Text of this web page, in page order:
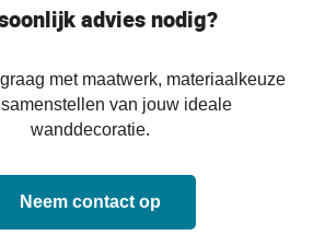
advies nodig?
met maatwerk, materiaalkeuze
van jouw ideale
wanddecoratie.
Neem contact op